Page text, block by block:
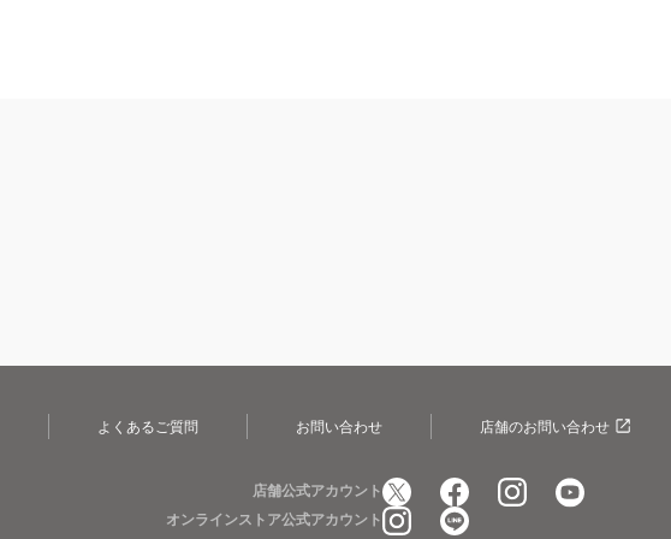
よくあるご質問 お問い合わせ 店舗のお問い合わせ
店舗公式アカウント
オンラインストア公式アカウント